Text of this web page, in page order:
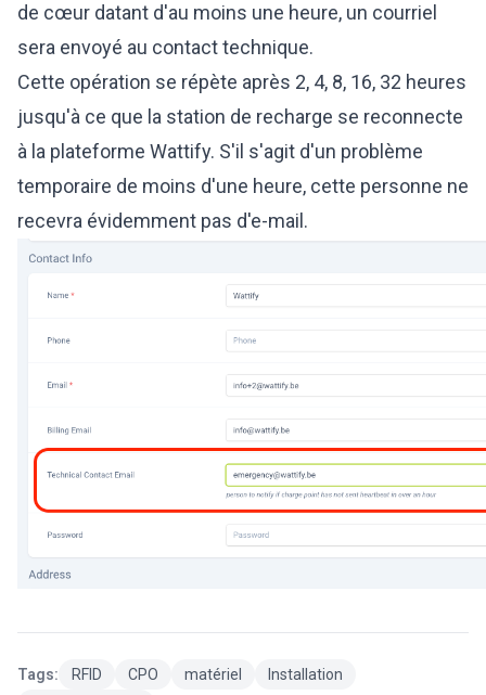
de cœur datant d'au moins une heure, un courriel
sera envoyé au contact technique.
Cette opération se répète après 2, 4, 8, 16, 32 heures
jusqu'à ce que la station de recharge se reconnecte
à la plateforme Wattify. S'il s'agit d'un problème
temporaire de moins d'une heure, cette personne ne
recevra évidemment pas d'e-mail.
Tags: RFID CPO matériel
Installation